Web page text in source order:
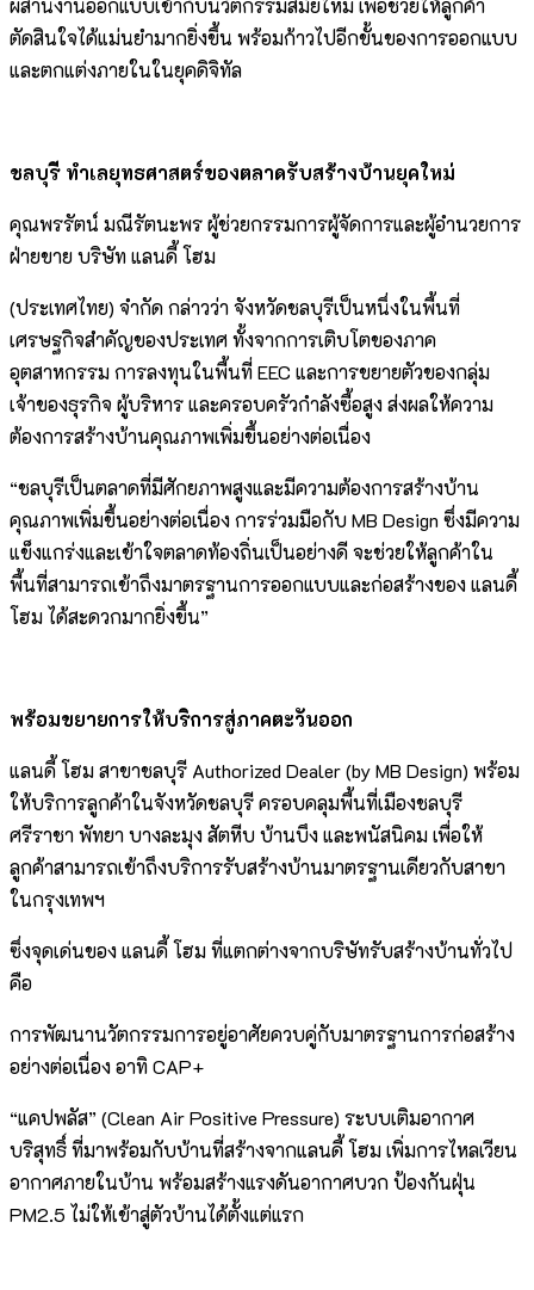
ผสานงานออกแบบเข้ากับนวัตกรรมสมัยใหม่ เพื่อช่วยให้ลูกค้า
ตัดสินใจได้แม่นยำมากยิ่งขึ้น พร้อมก้าวไปอีกขั้นของการออกแบบ
และตกแต่งภายในในยุคดิจิทัล
ชลบุรี ทำเลยุทธศาสตร์ของตลาดรับสร้างบ้านยุคใหม่
คุณพรรัตน์ มณีรัตนะพร ผู้ช่วยกรรมการผู้จัดการและผู้อำนวยการ
ฝ่ายขาย บริษัท แลนดี้ โฮม
(ประเทศไทย) จำกัด กล่าวว่า จังหวัดชลบุรีเป็นหนึ่งในพื้นที่
เศรษฐกิจสำคัญของประเทศ ทั้งจากการเติบโตของภาค
อุตสาหกรรม การลงทุนในพื้นที่ EEC และการขยายตัวของกลุ่ม
เจ้าของธุรกิจ ผู้บริหาร และครอบครัวกำลังซื้อสูง ส่งผลให้ความ
ต้องการสร้างบ้านคุณภาพเพิ่มขึ้นอย่างต่อเนื่อง
“ชลบุรีเป็นตลาดที่มีศักยภาพสูงและมีความต้องการสร้างบ้าน
คุณภาพเพิ่มขึ้นอย่างต่อเนื่อง การร่วมมือกับ MB Design ซึ่งมีความ
แข็งแกร่งและเข้าใจตลาดท้องถิ่นเป็นอย่างดี จะช่วยให้ลูกค้าใน
พื้นที่สามารถเข้าถึงมาตรฐานการออกแบบและก่อสร้างของ แลนดี้
โฮม ได้สะดวกมากยิ่งขึ้น”
พร้อมขยายการให้บริการสู่ภาคตะวันออก
แลนดี้ โฮม สาขาชลบุรี Authorized Dealer (by MB Design) พร้อม
ให้บริการลูกค้าในจังหวัดชลบุรี ครอบคลุมพื้นที่เมืองชลบุรี
ศรีราชา พัทยา บางละมุง สัตหีบ บ้านบึง และพนัสนิคม เพื่อให้
ลูกค้าสามารถเข้าถึงบริการรับสร้างบ้านมาตรฐานเดียวกับสาขา
ในกรุงเทพฯ
ซึ่งจุดเด่นของ แลนดี้ โฮม ที่แตกต่างจากบริษัทรับสร้างบ้านทั่วไป
คือ
การพัฒนานวัตกรรมการอยู่อาศัยควบคู่กับมาตรฐานการก่อสร้าง
อย่างต่อเนื่อง อาทิ CAP+
“แคปพลัส” (Clean Air Positive Pressure) ระบบเติมอากาศ
บริสุทธิ์ ที่มาพร้อมกับบ้านที่สร้างจากแลนดี้ โฮม เพิ่มการไหลเวียน
อากาศภายในบ้าน พร้อมสร้างแรงดันอากาศบวก ป้องกันฝุ่น
PM2.5 ไม่ให้เข้าสู่ตัวบ้านได้ตั้งแต่แรก